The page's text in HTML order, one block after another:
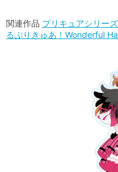
関連作品 プリキュアシリーズ
るぷりきゅあ！Wonderful